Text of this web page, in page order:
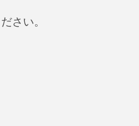
さい。